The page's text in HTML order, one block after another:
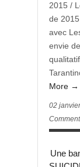
2015 /
de
avec
envie
More →
02
Une